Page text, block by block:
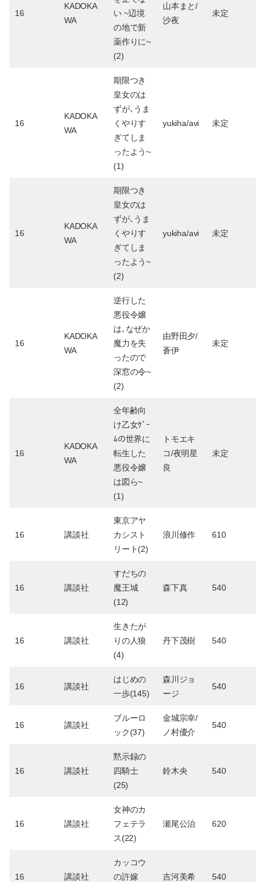
16
KADOKA
WA
い ~辺境
の地で新
薬作りに~
(2)
山本まと/
沙夜
未定
16
KADOKA
WA
期限つき
皇女のは
ずが､うま
くやりす
ぎてしま
ったよう~
(1)
yukiha/avi 未定
16
KADOKA
WA
期限つき
皇女のは
ずが､うま
くやりす
ぎてしま
ったよう~
(2)
yukiha/avi 未定
16
KADOKA
WA
逆行した
悪役令嬢
は､なぜか
魔力を失
ったので
深窓の令~
(2)
由野田夕/
蒼伊
未定
16
KADOKA
WA
全年齢向
け乙女ｹﾞｰ
ﾑの世界に
転生した
悪役令嬢
は図ら~
(1)
トモエキ
コ/夜明星
良
未定
16 講談社
東京アヤ
カシスト
リート(2)
浪川修作 610
16 講談社
すだちの
魔王城
(12)
森下真 540
16 講談社
生きたが
りの人狼
(4)
丹下茂樹 540
16 講談社
はじめの
一歩(145)
森川ジョ
ージ
540
16 講談社
ブルーロ
ック(37)
金城宗幸/
ノ村優介
540
16 講談社
黙示録の
四騎士
(25)
鈴木央 540
16 講談社
女神のカ
フェテラ
ス(22)
瀬尾公治 620
16 講談社
カッコウ
の許嫁
吉河美希 540